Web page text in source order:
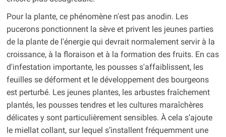
Pour la plante, ce phénomène n'est pas anodin. Les
pucerons ponctionnent la sève et privent les jeunes parties
de la plante de l'énergie qui devrait normalement servir à la
croissance, à la floraison et à la formation des fruits. En cas
d'infestation importante, les pousses s'affaiblissent, les
feuilles se déforment et le développement des bourgeons
est perturbé. Les jeunes plantes, les arbustes fraîchement
plantés, les pousses tendres et les cultures maraîchères
délicates y sont particulièrement sensibles. À cela s’ajoute
le miellat collant, sur lequel s’installent fréquemment une